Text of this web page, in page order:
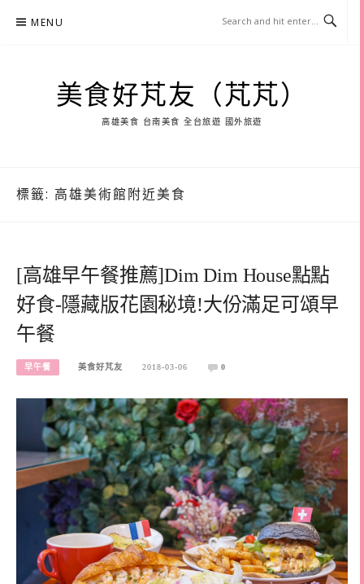
MENU
美食好芃友（芃芃）
高雄美食 台南美食 全台旅遊 國外旅遊
標籤: 高雄美術館附近美食
[高雄早午餐推薦]Dim Dim House點點
好食-隱藏版花園秘境!大份滿足可頌早
午餐
早午餐 美食好芃友 2018-03-06 0